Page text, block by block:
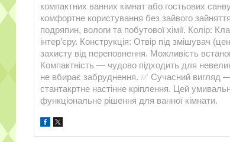
компактних ванних кімнат або гостьових
комфортне користування без зайвого
подряпин, вологи та побутової хімії. Колір:
інтер’єру. Конструкція: Отвір під змішувач
захисту від переповнення. Можливість
Компактність — чудово підходить для
не вбирає забруднення. ✅ Сучасний вигляд
стантакртне настінне кріплення. Цей
функціональне рішення для ванної кімнати.